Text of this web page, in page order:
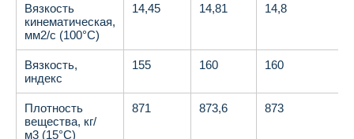
Вязкость
кинематическая,
мм2/с (100°С)
14,45 14,81 14,8
Вязкость,
индекс
155 160 160
Плотность
вещества, кг/
м3 (15°С)
871 873,6 873